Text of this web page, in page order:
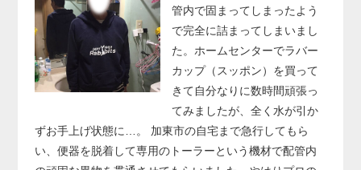
管内で固まってしまったよう
で完全に詰まってしまいまし
た。ホームセンターでラバー
カップ（スッポン）を買って
きて自分なりに数時間頑張っ
てみましたが、全く水が引か
ずお手上げ状態に…。 加東市の自宅まで急行してもら
い、便器を脱着して専用のトーラーという機材で配管内